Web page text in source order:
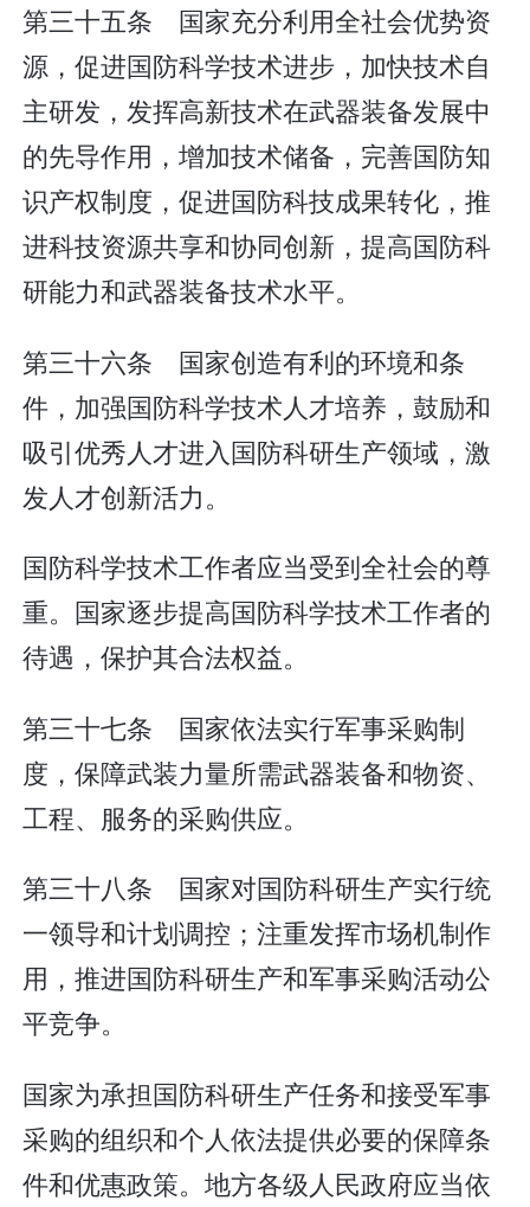
第三十五条 国家充分利用全社会优势资
源，促进国防科学技术进步，加快技术自
主研发，发挥高新技术在武器装备发展中
的先导作用，增加技术储备，完善国防知
识产权制度，促进国防科技成果转化，推
进科技资源共享和协同创新，提高国防科
研能力和武器装备技术水平。
第三十六条 国家创造有利的环境和条
件，加强国防科学技术人才培养，鼓励和
吸引优秀人才进入国防科研生产领域，激
发人才创新活力。
国防科学技术工作者应当受到全社会的尊
重。国家逐步提高国防科学技术工作者的
待遇，保护其合法权益。
第三十七条 国家依法实行军事采购制
度，保障武装力量所需武器装备和物资、
工程、服务的采购供应。
第三十八条 国家对国防科研生产实行统
一领导和计划调控；注重发挥市场机制作
用，推进国防科研生产和军事采购活动公
平竞争。
国家为承担国防科研生产任务和接受军事
采购的组织和个人依法提供必要的保障条
件和优惠政策。地方各级人民政府应当依